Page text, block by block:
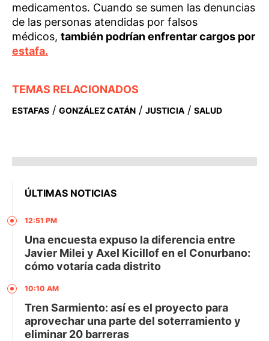
medicamentos. Cuando se sumen las denuncias
de las personas atendidas por falsos
médicos, también podrían enfrentar cargos por
estafa.
TEMAS RELACIONADOS
ESTAFAS / GONZÁLEZ CATÁN / JUSTICIA / SALUD
ÚLTIMAS NOTICIAS
12:51 PM
Una encuesta expuso la diferencia entre
Javier Milei y Axel Kicillof en el Conurbano:
cómo votaría cada distrito
10:10 AM
Tren Sarmiento: así es el proyecto para
aprovechar una parte del soterramiento y
eliminar 20 barreras